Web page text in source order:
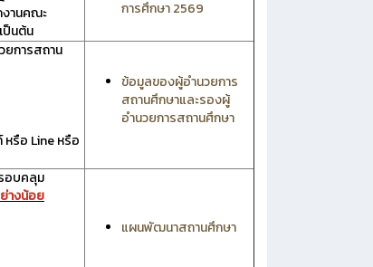
งานคณะ
ป็นต้น
การศึกษา 2569
ยการสถาน
รือ Line หรือ
ข้อมูลของผู้อำนวยการ
สถานศึกษาและรองผู้
อำนวยการสถานศึกษา
อบคลุม
างน้อย
แผนพัฒนาสถานศึกษา